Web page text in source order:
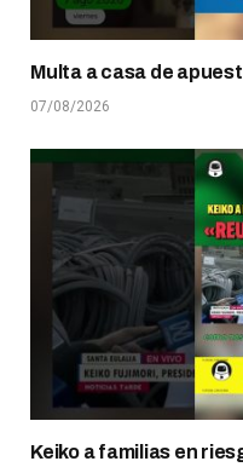
Multa a casa de
07/08/2026
Keiko a familias en